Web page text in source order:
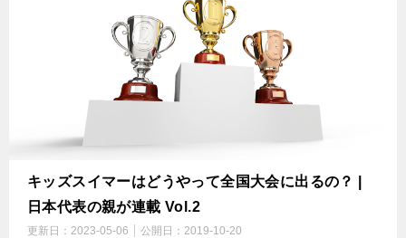
キッズスイマーはどうやって全国大会に出るの？ |
日本代表の親が連載 Vol.2
更新日： 2023-05-06 公開日： 2019-10-20